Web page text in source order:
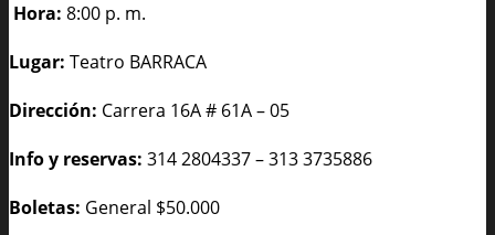
Hora: 8:00 p. m.
Lugar: Teatro BARRACA
Dirección: Carrera 16A # 61A – 05
Info y reservas: 314 2804337 – 313 3735886
Boletas: General $50.000